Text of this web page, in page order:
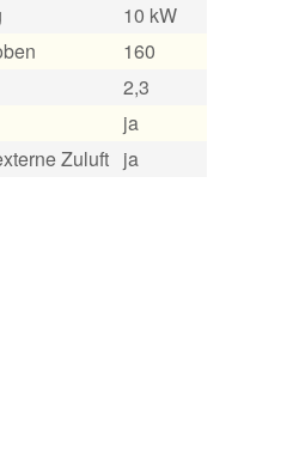
10 kW
160
2,3
ja
Zuluft ja